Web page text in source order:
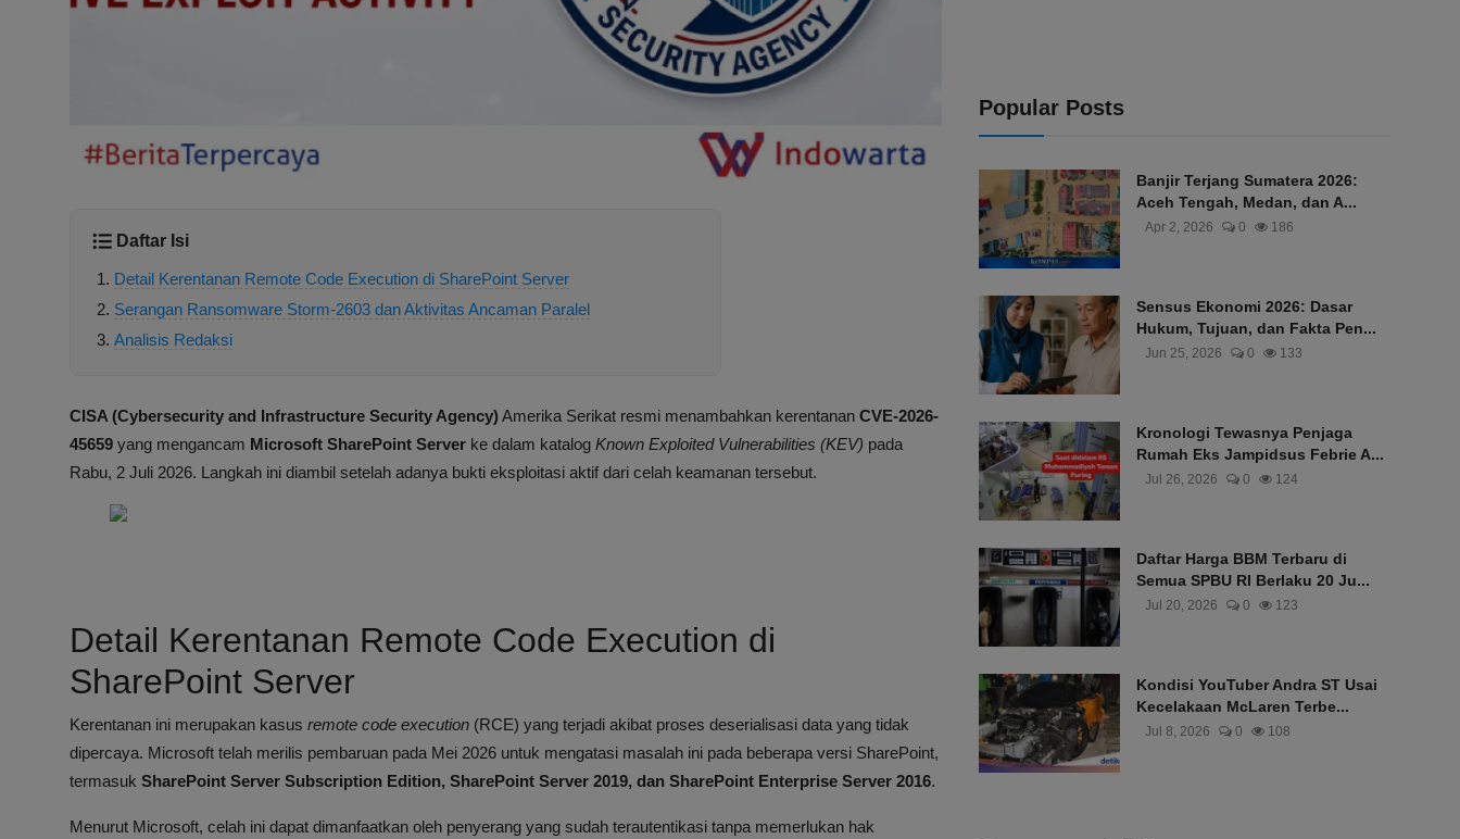
Daftar Isi
Detail Kerentanan Remote Code Execution di SharePoint Server
Serangan Ransomware Storm-2603 dan Aktivitas Ancaman Paralel
Analisis Redaksi
CISA (Cybersecurity and Infrastructure Security Agency)Amerika Serikat resmi menambahkan kerentanan CVE-2026-
45659 yang mengancam Microsoft SharePoint Server ke dalam katalog Known Exploited Vulnerabilities (KEV) pada
Rabu, 2 Juli 2026. Langkah ini diambil setelah adanya bukti eksploitasi aktif dari celah keamanan tersebut.
Detail Kerentanan Remote Code Execution di
SharePoint Server
Kerentanan ini merupakan kasus remote code execution (RCE) yang terjadi akibat proses deserialisasi data yang tidak
dipercaya. Microsoft telah merilis pembaruan pada Mei 2026 untuk mengatasi masalah ini pada beberapa versi SharePoint,
termasuk SharePoint Server Subscription Edition, SharePoint Server 2019, dan SharePoint Enterprise Server 2016.
Menurut Microsoft, celah ini dapat dimanfaatkan oleh penyerang yang sudah terautentikasi tanpa memerlukan hak
Popular Posts
Banjir Terjang Sumatera 2026:
Aceh Tengah, Medan, dan A...
Apr 2, 2026 0 186
Sensus Ekonomi 2026: Dasar
Hukum, Tujuan, dan Fakta Pen...
Jun 25, 2026 0 133
Kronologi Tewasnya Penjaga
Rumah Eks Jampidsus Febrie A...
Jul 26, 2026 0 124
Daftar Harga BBM Terbaru di
Semua SPBU RI Berlaku 20 Ju...
Jul 20, 2026 0 123
Kondisi YouTuber Andra ST Usai
Kecelakaan McLaren Terbe...
Jul 8, 2026 0 108